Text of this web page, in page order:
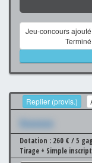
Jeu-concours
Replier (provis.)
Xxxxxxx
Dotation : 260 € / 5
Tirage + Simple